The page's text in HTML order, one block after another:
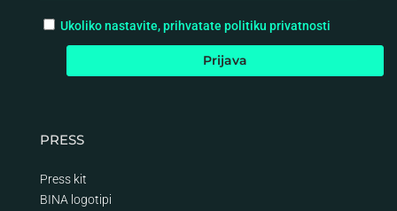
Ukoliko nastavite, prihvatate politiku privatnosti
PRESS
Press kit
BINA logotipi